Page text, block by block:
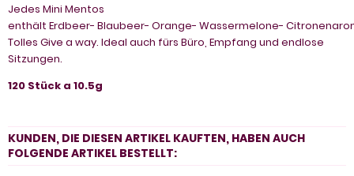
Jedes Mini Mentos
enthält Erdbeer- Blaubeer- Orange- Wassermelone-
Tolles Give a way. Ideal auch fürs Büro, Empfang und endlose
Sitzungen.
120 Stück a 10.5g
KUNDEN, DIE DIESEN ARTIKEL KAUFTEN, HABEN AUCH
FOLGENDE ARTIKEL BESTELLT: